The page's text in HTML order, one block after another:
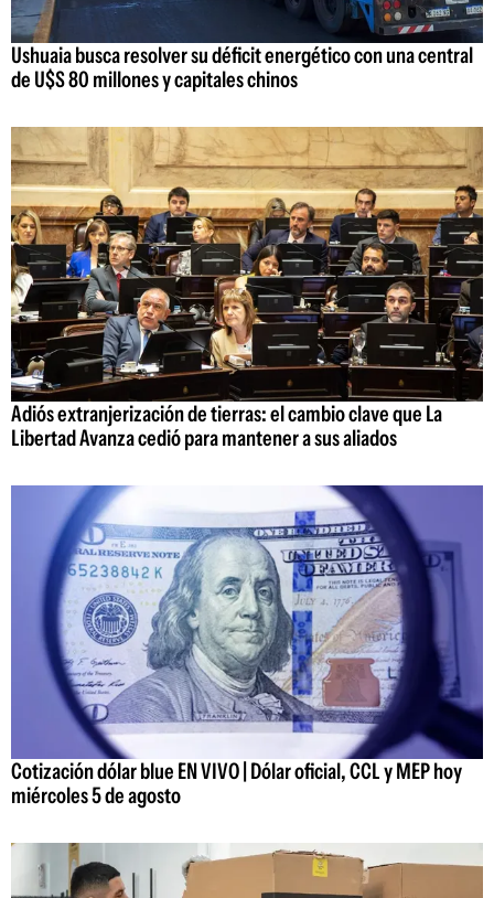
Ushuaia busca resolver su déficit energético con una central
de U$S 80 millones y capitales chinos
Adiós extranjerización de tierras: el cambio clave que La
Libertad Avanza cedió para mantener a sus aliados
Cotización dólar blue EN VIVO | Dólar oficial, CCL y MEP hoy
miércoles 5 de agosto